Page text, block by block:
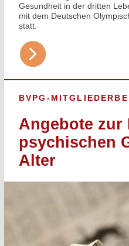
Gesundheit in der dritten
mit dem Deutschen
statt.
BVPG-
Angebote zur
psychischen
Alter